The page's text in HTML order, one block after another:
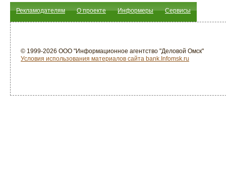
Рекламодателям О проекте Информеры Сервисы
© 1999-2026 ООО "Информационное агентство "Деловой Омск"
Условия использования материалов сайта bank.Infomsk.ru